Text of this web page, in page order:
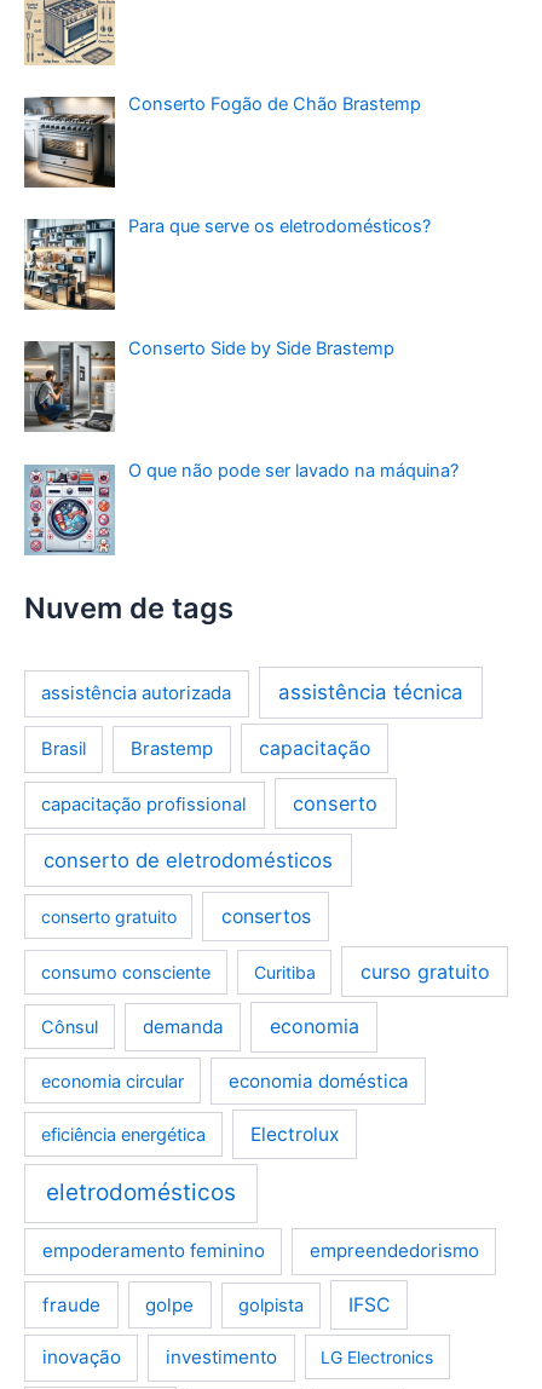
Conserto Fogão de Chão Brastemp
Para que serve os eletrodomésticos?
Conserto Side by Side Brastemp
O que não pode ser lavado na máquina?
Nuvem de tags
assistência autorizada assistência técnica
Brasil Brastemp capacitação
capacitação profissional conserto
conserto de eletrodomésticos
conserto gratuito consertos
consumo consciente Curitiba curso gratuito
Cônsul demanda economia
economia circular economia doméstica
eficiência energética Electrolux
eletrodomésticos
empoderamento feminino empreendedorismo
fraude golpe golpista IFSC
inovação investimento LG Electronics